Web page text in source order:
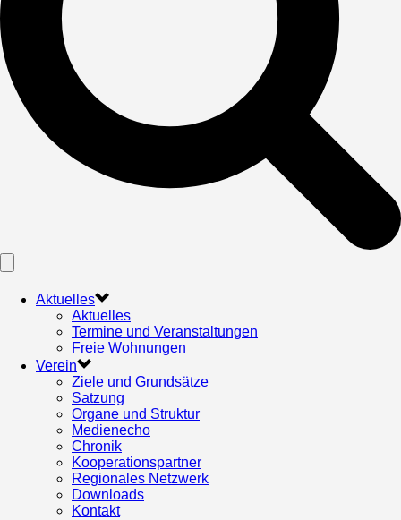
Aktuelles
Aktuelles
Termine und Veranstaltungen
Freie Wohnungen
Verein
Ziele und Grundsätze
Satzung
Organe und Struktur
Medienecho
Chronik
Kooperationspartner
Regionales Netzwerk
Downloads
Kontakt